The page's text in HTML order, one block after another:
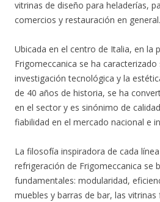
vitrinas de diseño para heladerías,
comercios y restauración en general.
Ubicada en el centro de Italia, en la
Frigomeccanica se ha
investigación tecnológica y la
de 40 años de historia, se ha
en el sector y es sinónimo de
fiabilidad en el mercado nacional e
La filosofía inspiradora de cada
refrigeración de Frigomeccanica se
fundamentales: modularidad,
muebles y barras de bar, las